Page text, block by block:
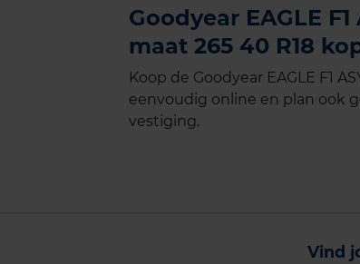
Goodyear EAGLE
maat 265 40 R18
Koop de Goodyear EAGLE F1
eenvoudig online en plan ook
vestiging.
Vind